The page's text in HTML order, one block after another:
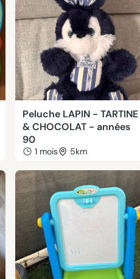
Peluche LAPIN - TARTINE
& CHOCOLAT - années
90
1 mois 5km